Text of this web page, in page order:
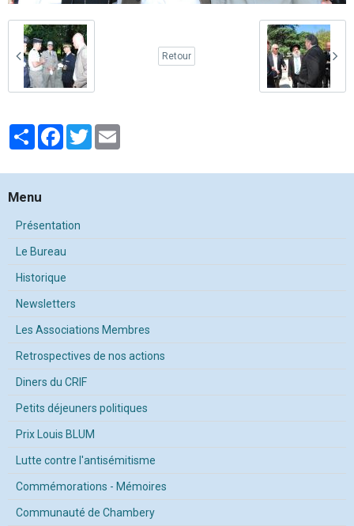
Retour
PartagerFacebook
Twitter
Menu
Présentation
Le Bureau
Historique
Newsletters
Les Associations Membres
Retrospectives de nos actions
Diners du CRIF
Petits déjeuners politiques
Prix Louis BLUM
Lutte contre l'antisémitisme
Commémorations - Mémoires
Communauté de Chambery